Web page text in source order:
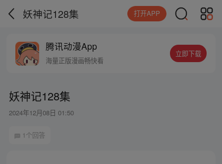
妖神记128集 打开APP
腾讯动漫App
海量正版漫画畅快看
立即下载
妖神记128集
2024年12月08日 01:50
1个回答